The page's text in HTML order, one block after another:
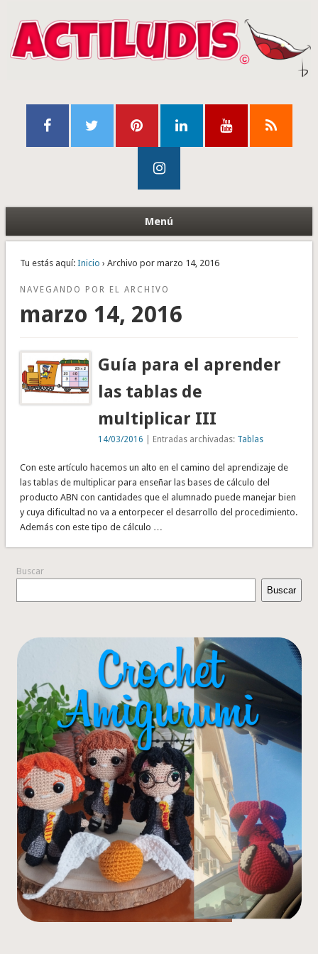
Menú
Tu estás aquí: Inicio › Archivo por marzo 14, 2016
NAVEGANDO POR EL ARCHIVO
marzo 14, 2016
Guía para el aprender
las tablas de
multiplicar III
14/03/2016 | Entradas archivadas: Tablas
Con este artículo hacemos un alto en el camino del aprendizaje de
las tablas de multiplicar para enseñar las bases de cálculo del
producto ABN con cantidades que el alumnado puede manejar bien
y cuya dificultad no va a entorpecer el desarrollo del procedimiento.
Además con este tipo de cálculo …
Buscar
Buscar